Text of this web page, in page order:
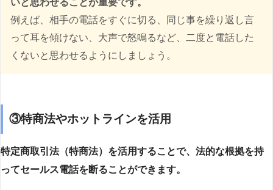
いと思わせることが重要です。
例えば、相手の電話をすぐに切る、同じ事を繰り返し言
って耳を傾けない、大声で怒鳴るなど、二度と電話した
くないと思わせるようにしましょう。
③特商法やホットラインを活用
特定商取引法（特商法）を活用することで、法的な根拠を持
ってセールス電話を断ることができます。